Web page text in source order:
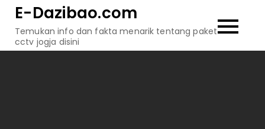
content
E-Dazibao.com
Temukan info dan fakta menarik tentang paket
cctv jogja disini